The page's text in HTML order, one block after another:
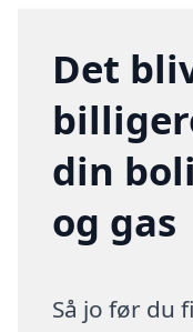
Det
din
og gas
Så jo før du